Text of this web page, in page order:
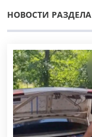
НОВОСТИ РАЗДЕЛА